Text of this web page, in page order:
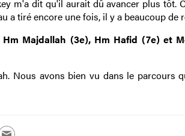
m'a dit qu'il aurait dû avancer plus
a tiré encore une fois, il y a beaucoup de
Majdallah (3e), Hm Hafid (7e) et
Nous avons bien vu dans le parcours